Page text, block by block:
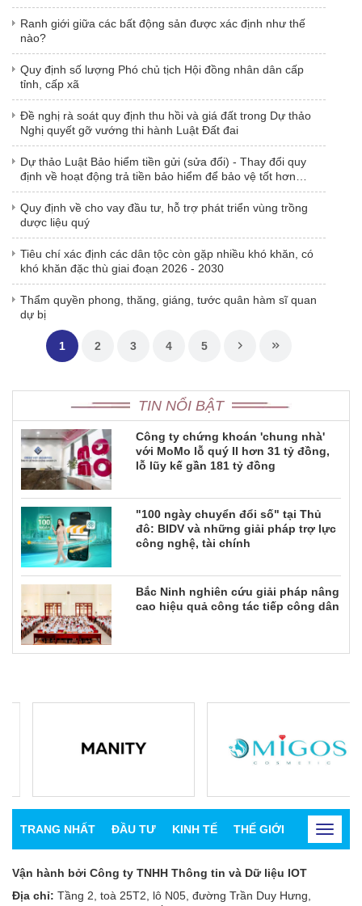
Ranh giới giữa các bất động sản được xác định như thế
nào?
Quy định số lượng Phó chủ tịch Hội đồng nhân dân cấp
tỉnh, cấp xã
Đề nghị rà soát quy định thu hồi và giá đất trong Dự thảo
Nghị quyết gỡ vướng thi hành Luật Đất đai
Dự thảo Luật Bảo hiểm tiền gửi (sửa đổi) - Thay đổi quy
định về hoạt động trả tiền bảo hiểm để bảo vệ tốt hơn
quyền lợi người gửi tiền
Quy định về cho vay đầu tư, hỗ trợ phát triển vùng trồng
dược liệu quý
Tiêu chí xác định các dân tộc còn gặp nhiều khó khăn, có
khó khăn đặc thù giai đoạn 2026 - 2030
Thẩm quyền phong, thăng, giáng, tước quân hàm sĩ quan
dự bị
1 2 3 4 5
TIN NỔI BẬT
Công ty chứng khoán 'chung nhà'
với MoMo lỗ quý II hơn 31 tỷ đồng,
lỗ lũy kế gần 181 tỷ đồng
"100 ngày chuyển đổi số" tại Thủ
đô: BIDV và những giải pháp trợ lực
công nghệ, tài chính
Bắc Ninh nghiên cứu giải pháp nâng
cao hiệu quả công tác tiếp công dân
TRANG NHẤT ĐẦU TƯ KINH TẾ THẾ GIỚI CHỨNG
Toggle
Vận hành bởi Công ty TNHH Thông tin và Dữ liệu IOT
Địa chỉ: Tầng 2, toà 25T2, lô N05, đường Trần Duy Hưng,